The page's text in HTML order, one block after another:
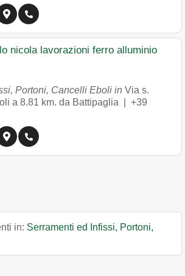
nicola lavorazioni ferro alluminio
Portoni, Cancelli Eboli in Via s.
a 8.81 km. da Battipaglia | +39
in: Serramenti ed Infissi, Portoni,